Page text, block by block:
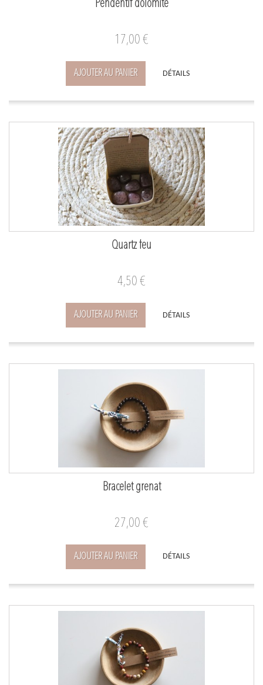
Pendentif dolomite
17,00 €
AJOUTER AU PANIER DÉTAILS
Quartz feu
4,50 €
AJOUTER AU PANIER DÉTAILS
Bracelet grenat
27,00 €
AJOUTER AU PANIER DÉTAILS